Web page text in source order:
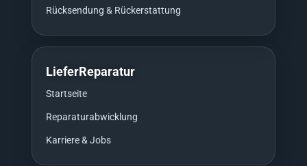
Rücksendung & Rückerstattung
LieferReparatur
Startseite
Reparaturabwicklung
Karriere & Jobs